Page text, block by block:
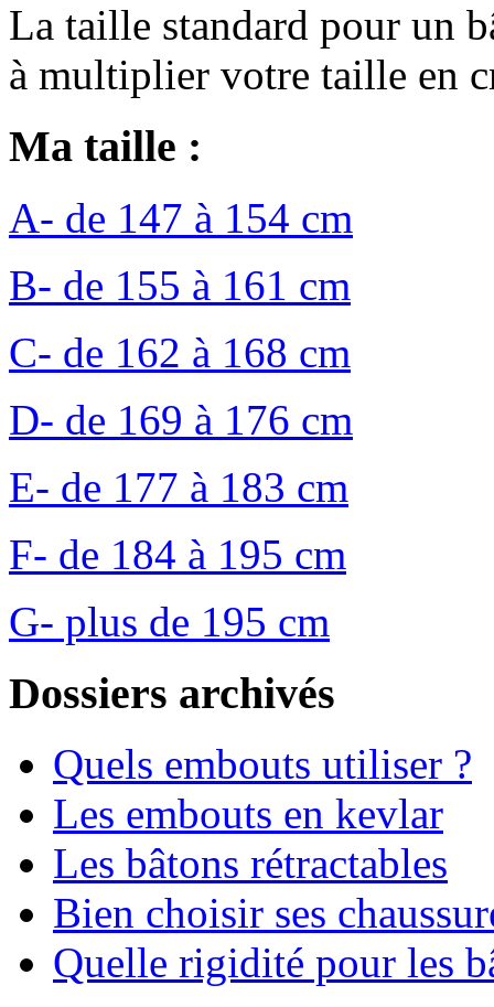
La taille standard pour un
à multiplier votre taille en
Ma taille :
A- de 147 à 154 cm
B- de 155 à 161 cm
C- de 162 à 168 cm
D- de 169 à 176 cm
E- de 177 à 183 cm
F- de 184 à 195 cm
G- plus de 195 cm
Dossiers archivés
Quels embouts utiliser ?
Les embouts en kevlar
Les bâtons rétractables
Bien choisir ses
Quelle rigidité pour les